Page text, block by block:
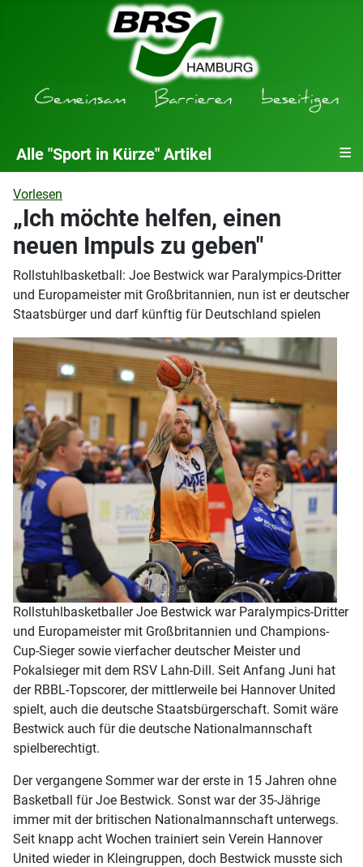
Alle "Sport in Kürze" Artikel ≡
Vorlesen
„Ich möchte helfen, einen
neuen Impuls zu geben"
Rollstuhlbasketball: Joe Bestwick war Paralympics-Dritter
und Europameister mit Großbritannien, nun ist er deutscher
Staatsbürger und darf künftig für Deutschland spielen
Rollstuhlbasketballer Joe Bestwick war Paralympics-Dritter
und Europameister mit Großbritannien und Champions-
Cup-Sieger sowie vierfacher deutscher Meister und
Pokalsieger mit dem RSV Lahn-Dill. Seit Anfang Juni hat
der RBBL-Topscorer, der mittlerweile bei Hannover United
spielt, auch die deutsche Staatsbürgerschaft. Somit wäre
Bestwick auch für die deutsche Nationalmannschaft
spielberechtigt.
Der vergangene Sommer war der erste in 15 Jahren ohne
Basketball für Joe Bestwick. Sonst war der 35-Jährige
immer mit der britischen Nationalmannschaft unterwegs.
Seit knapp acht Wochen trainiert sein Verein Hannover
United wieder in Kleingruppen, doch Bestwick musste sich